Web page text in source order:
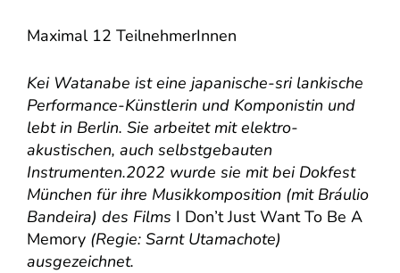
Maximal 12 TeilnehmerInnen
Kei Watanabe ist eine japanische-sri lankische
Performance-Künstlerin und Komponistin und
lebt in Berlin. Sie arbeitet mit elektro-
akustischen, auch selbstgebauten
Instrumenten.2022 wurde sie mit bei Dokfest
München für ihre Musikkomposition (mit Bráulio
Bandeira) des Films I Don’t Just Want To Be A
Memory (Regie: Sarnt Utamachote)
ausgezeichnet.